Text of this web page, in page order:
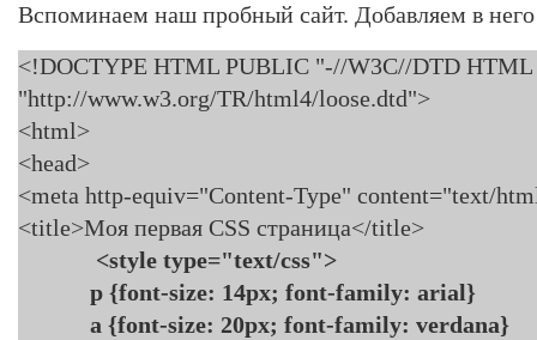
Вспоминаем наш пробный сайт. Добавляем в
<!DOCTYPE HTML PUBLIC "-//W3C//DTD
"http://www.w3.org/TR/html4/loose.dtd">
<html>
<head>
<meta http-equiv="Content-Type" content="text/
<title>Моя первая CSS страница</title>
<style type="text/css">
p {font-size: 14px; font-family: arial}
a {font-size: 20px; font-family: verdana}